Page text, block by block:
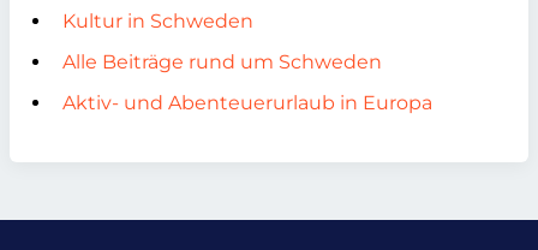
Kultur in Schweden
Alle Beiträge rund um Schweden
Aktiv- und Abenteuerurlaub in Europa